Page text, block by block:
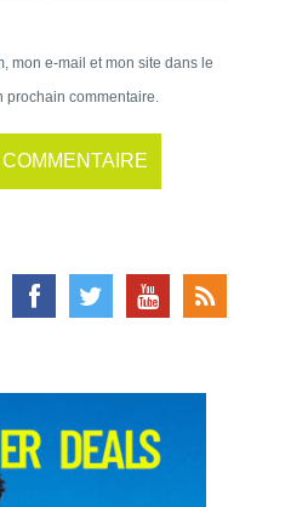
mon e-mail et mon site dans le
commentaire.